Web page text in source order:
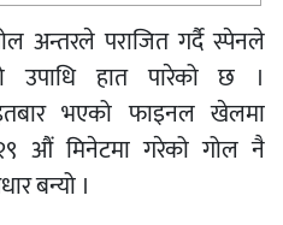
अन्तरले पराजित गर्दै स्पेनले
उपाधि हात पारेको छ ।
भएको फाइनल खेलमा
औं मिनेटमा गरेको गोल नै
बन्यो ।